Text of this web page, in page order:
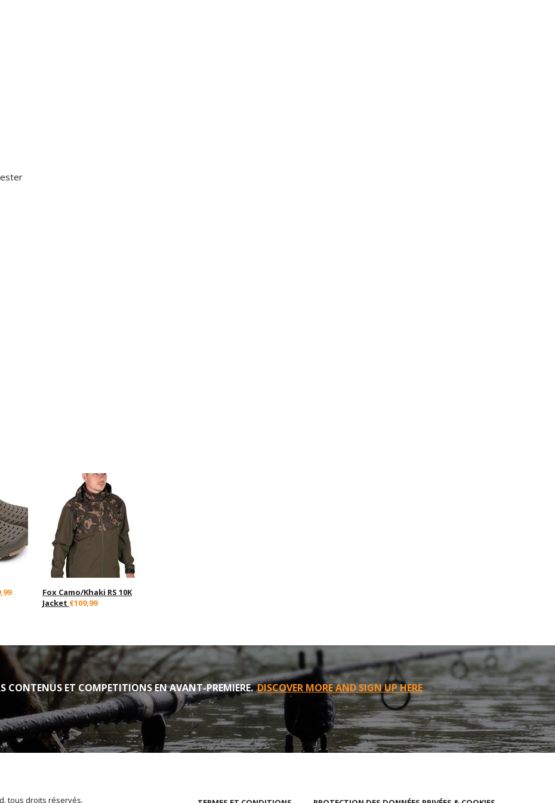
Fox Camo/Khaki RS 10K
Jacket €109,99
CONTENUS ET COMPETITIONS EN AVANT-PREMIERE.DISCOVER MORE AND SIGN UP HERE
tous droits réservés.